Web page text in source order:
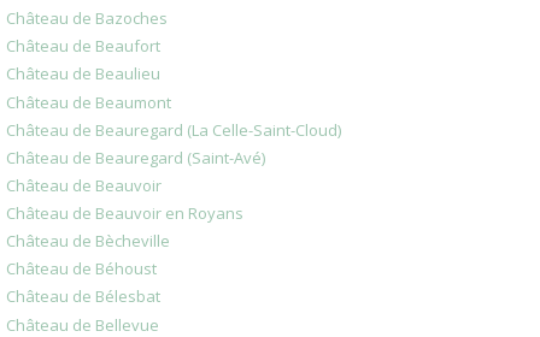
Château de Bazoches
Château de Beaufort
Château de Beaulieu
Château de Beaumont
Château de Beauregard (La Celle-Saint-Cloud)
Château de Beauregard (Saint-Avé)
Château de Beauvoir
Château de Beauvoir en Royans
Château de Bècheville
Château de Béhoust
Château de Bélesbat
Château de Bellevue